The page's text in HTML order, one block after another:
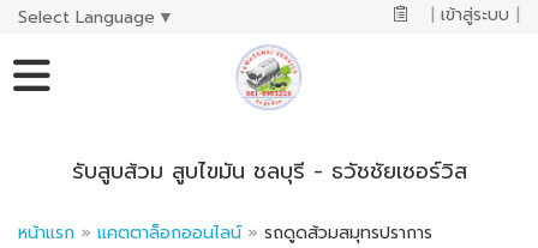
Select Language ▼ | เข้าสู่ระบบ |
รับสูบส้วม สูบไขมัน ชลบุรี - ธวัชชัยเซอร์วิส
หน้าแรก » แคตตาล็อกออนไลน์ » รถดูดส้วมสมุทรปราการ